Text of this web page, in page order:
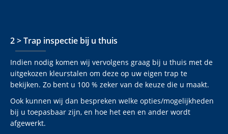
2 > Trap inspectie bij u thuis
Indien nodig komen wij vervolgens graag bij u thuis met de
uitgekozen kleurstalen om deze op uw eigen trap te
bekijken. Zo bent u 100 % zeker van de keuze die u maakt.
Ook kunnen wij dan bespreken welke opties/mogelijkheden
bij u toepasbaar zijn, en hoe het een en ander wordt
afgewerkt.